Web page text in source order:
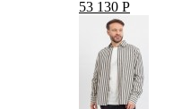
53 130 Р